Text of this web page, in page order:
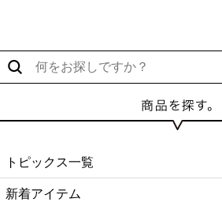
トピックス一覧
新着アイテム